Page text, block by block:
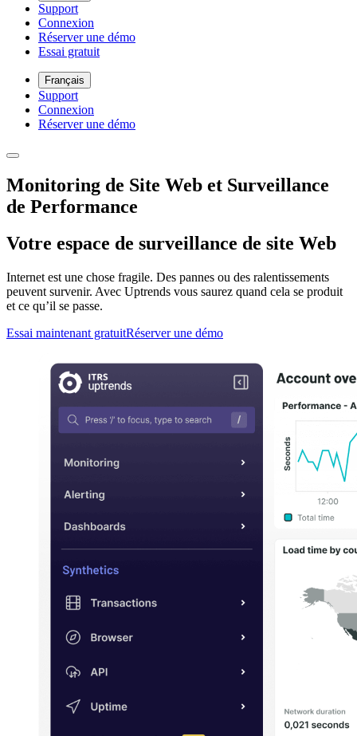
Support
Connexion
Réserver une démo
Essai gratuit
Français
Support
Connexion
Réserver une démo
Monitoring de Site Web et Surveillance
de Performance
Votre espace de surveillance de site Web
Internet est une chose fragile. Des pannes ou des ralentissements
peuvent survenir. Avec Uptrends vous saurez quand cela se produit
et ce qu’il se passe.
Essai maintenant gratuitRéserver une démo